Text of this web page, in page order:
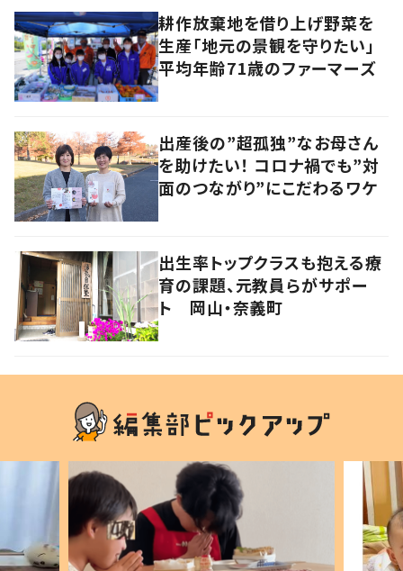
耕作放棄地を借り上げ野菜を
生産「地元の景観を守りたい」
平均年齢71歳のファーマーズ
出産後の”超孤独”なお母さん
を助けたい！ コロナ禍でも”対
面のつながり”にこだわるワケ
出生率トップクラスも抱える療
育の課題、元教員らがサポー
ト 岡山・奈義町